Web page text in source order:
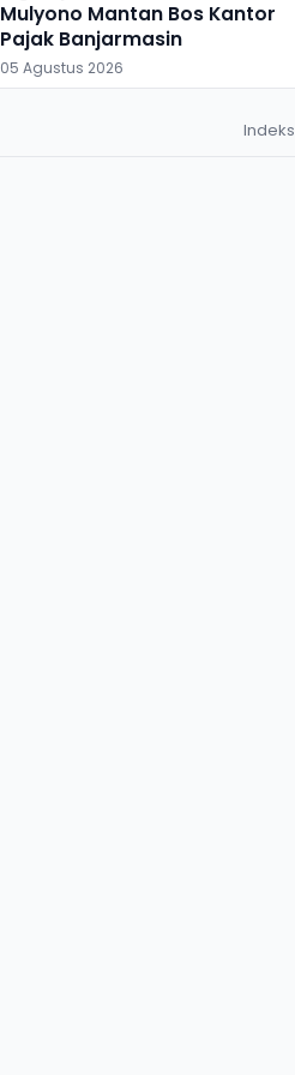
Mulyono Mantan Bos Kantor
Pajak Banjarmasin
05 Agustus 2026
Indeks